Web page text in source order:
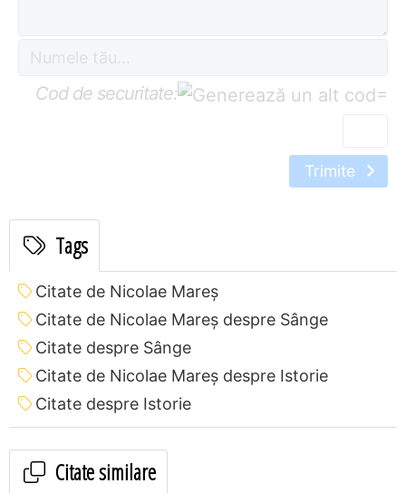
Cod de securitate: =
Trimite
Tags
Citate de Nicolae Mareș
Citate de Nicolae Mareș despre Sânge
Citate despre Sânge
Citate de Nicolae Mareș despre Istorie
Citate despre Istorie
Citate similare